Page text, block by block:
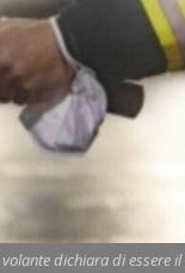
dichiara di essere